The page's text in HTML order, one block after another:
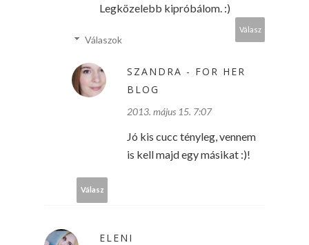
Legközelebb kipróbálom. :)
Válasz
Válaszok
SZANDRA - FOR HER
BLOG
2013. május 15. 7:07
Jó kis cucc tényleg, vennem
is kell majd egy másikat :)!
Válasz
ELENI